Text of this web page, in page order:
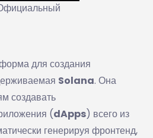
для создания
Solana. Она
создавать
(dApps) всего из
генерируя фронтенд,